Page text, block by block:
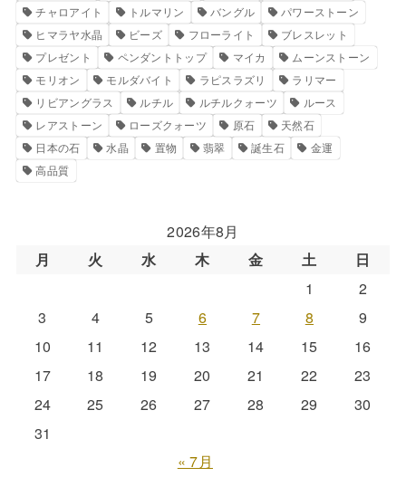
チャロアイト
トルマリン バングル
パワーストーン
ヒマラヤ水晶
ビーズ フローライト
ブレスレット
プレゼント
ペンダントトップ マイカ
ムーンストーン
モリオン
モルダバイト ラピスラズリ
ラリマー
リビアングラス
ルチル ルチルクォーツ
ルース
レアストーン
ローズクォーツ 原石
天然石
日本の石
水晶 置物 翡翠 誕生石
金運
高品質
2026年8月
月
火 水 木 金 土
日
1
2
3
4 5 6 7 8
9
10
11 12 13 14 15
16
17
18 19 20 21 22
23
24
25 26 27 28 29
30
31
« 7月